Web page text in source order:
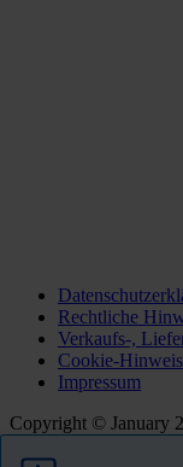
Rechtliche
Verkaufs-,
Cookie-
Impressum
Copyright © January